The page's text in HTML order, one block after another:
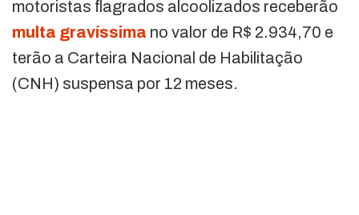
motoristas flagrados alcoolizados receberão
multa gravíssima no valor de R$ 2.934,70 e
terão a Carteira Nacional de Habilitação
(CNH) suspensa por 12 meses.